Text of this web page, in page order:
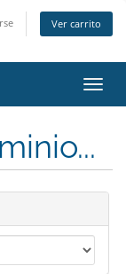
Ver carrito